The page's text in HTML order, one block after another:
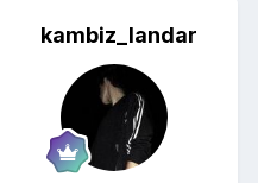
kambiz_landar